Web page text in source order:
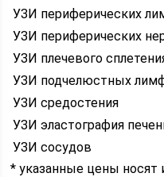
УЗИ периферических
УЗИ периферических
УЗИ плечевого
УЗИ подчелюстных
УЗИ средостения
УЗИ эластография
УЗИ сосудов
* указанные цены носят